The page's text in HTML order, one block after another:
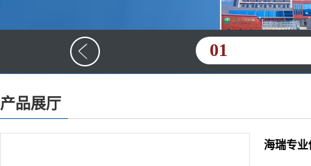
01
产品展厅
海瑞专业